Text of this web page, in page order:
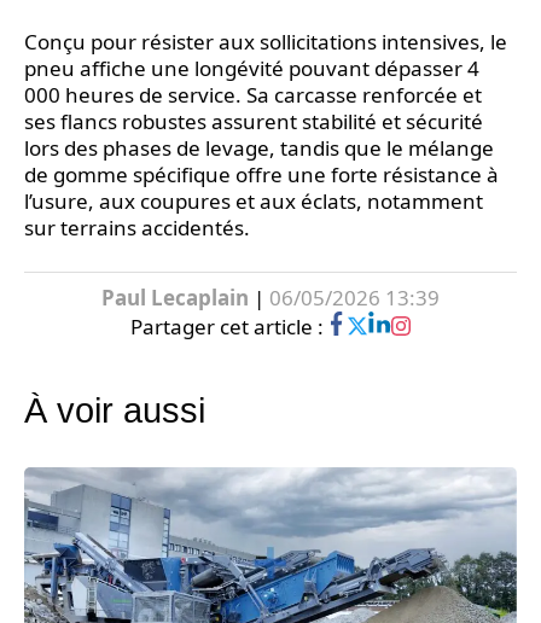
Conçu pour résister aux sollicitations intensives, le
pneu affiche une longévité pouvant dépasser 4
000 heures de service. Sa carcasse renforcée et
ses flancs robustes assurent stabilité et sécurité
lors des phases de levage, tandis que le mélange
de gomme spécifique offre une forte résistance à
l’usure, aux coupures et aux éclats, notamment
sur terrains accidentés.
Paul Lecaplain | 06/05/2026 13:39
Partager cet article :
À voir aussi